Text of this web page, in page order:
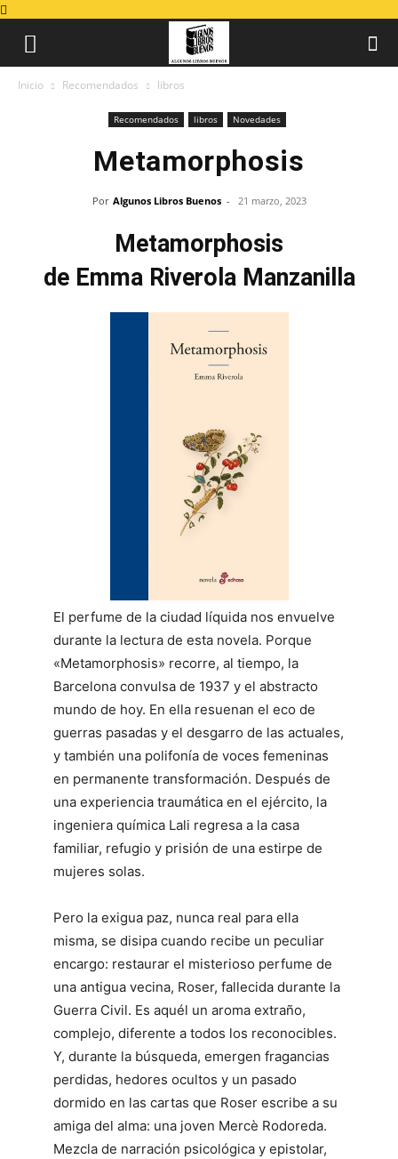
Inicio Recomendados libros
Recomendados libros Novedades
Metamorphosis
Por Algunos Libros Buenos - 21 marzo, 2023
Metamorphosis
de Emma Riverola Manzanilla
El perfume de la ciudad líquida nos envuelve
durante la lectura de esta novela. Porque
«Metamorphosis» recorre, al tiempo, la
Barcelona convulsa de 1937 y el abstracto
mundo de hoy. En ella resuenan el eco de
guerras pasadas y el desgarro de las actuales,
y también una polifonía de voces femeninas
en permanente transformación. Después de
una experiencia traumática en el ejército, la
ingeniera química Lali regresa a la casa
familiar, refugio y prisión de una estirpe de
mujeres solas.
Pero la exigua paz, nunca real para ella
misma, se disipa cuando recibe un peculiar
encargo: restaurar el misterioso perfume de
una antigua vecina, Roser, fallecida durante la
Guerra Civil. Es aquél un aroma extraño,
complejo, diferente a todos los reconocibles.
Y, durante la búsqueda, emergen fragancias
perdidas, hedores ocultos y un pasado
dormido en las cartas que Roser escribe a su
amiga del alma: una joven Mercè Rodoreda.
Mezcla de narración psicológica y epistolar,